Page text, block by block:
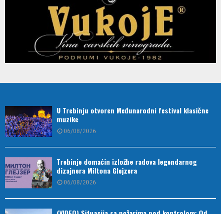
U Trebinju otvoren Međunarodni festival klasične
muzike
06/08/2026
Trebinje domaćin izložbe radova legendarnog
dizajnera Miltona Glejzera
06/08/2026